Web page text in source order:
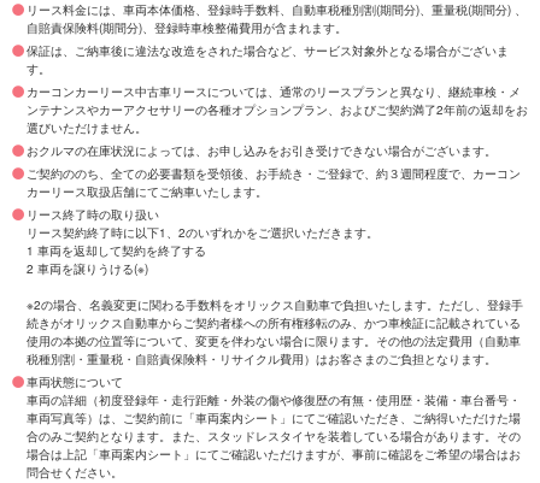
リース料金には、車両本体価格、登録時手数料、自動車税種別割(期間分)、重量税(期間分) 、
自賠責保険料(期間分)、登録時車検整備費用が含まれます。
保証は、ご納車後に違法な改造をされた場合など、サービス対象外となる場合がございま
す。
カーコンカーリース中古車リースについては、通常のリースプランと異なり、継続車検・メ
ンテナンスやカーアクセサリーの各種オプションプラン、およびご契約満了2年前の返却をお
選びいただけません。
おクルマの在庫状況によっては、お申し込みをお引き受けできない場合がございます。
ご契約ののち、全ての必要書類を受領後、お手続き・ご登録で、約３週間程度で、カーコン
カーリース取扱店舗にてご納車いたします。
リース終了時の取り扱い
リース契約終了時に以下1、2のいずれかをご選択いただきます。
1 車両を返却して契約を終了する
2 車両を譲りうける(※)
※2の場合、名義変更に関わる手数料をオリックス自動車で負担いたします。ただし、登録手
続きがオリックス自動車からご契約者様への所有権移転のみ、かつ車検証に記載されている
使用の本拠の位置等について、変更を伴わない場合に限ります。その他の法定費用（自動車
税種別割・重量税・自賠責保険料・リサイクル費用）はお客さまのご負担となります。
車両状態について
車両の詳細（初度登録年・走行距離・外装の傷や修復歴の有無・使用歴・装備・車台番号・
車両写真等）は、ご契約前に「車両案内シート」にてご確認いただき、ご納得いただけた場
合のみご契約となります。また、スタッドレスタイヤを装着している場合があります。その
場合は上記「車両案内シート」にてご確認いただけますが、事前に確認をご希望の場合はお
問合せください。